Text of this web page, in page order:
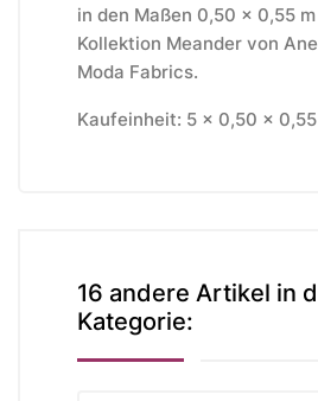
in den Maßen 0,50 x 0,55
Kollektion Meander von
Moda Fabrics.
Kaufeinheit: 5 x 0,50 x
16 andere Artikel in
Kategorie: